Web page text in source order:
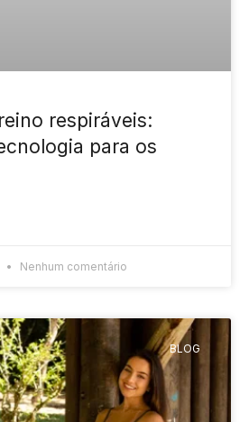
respiráveis:
para os
Nenhum comentário
BLOG